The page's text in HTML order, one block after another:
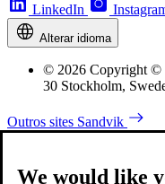
LinkedIn
Alterar idioma
© 2026 Copyright ©
30 Stockholm,
Outros sites Sandvik
We would like